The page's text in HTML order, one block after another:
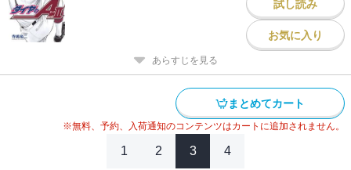
試し読み
お気に入り
あらすじを見る
まとめてカート
※無料、予約、入荷通知のコンテンツはカートに追加されません。
1 2 3 4